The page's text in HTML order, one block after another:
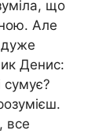
що
Але
Денис:
сумує?
все